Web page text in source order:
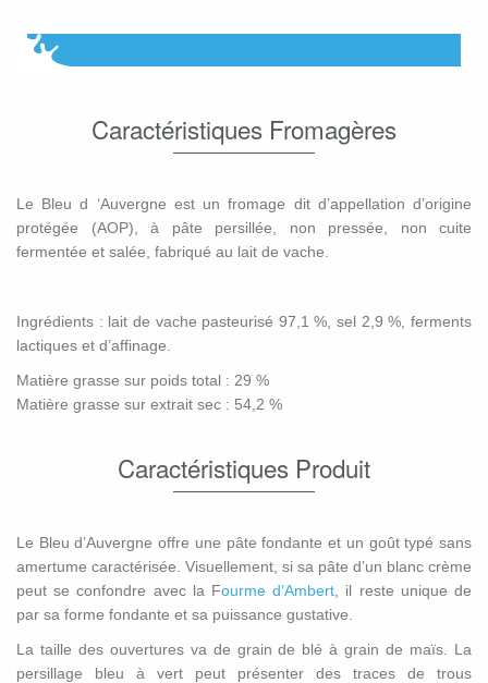
Caractéristiques Fromagères
Le Bleu d ‘Auvergne est un fromage dit d’appellation d’origine
protégée (AOP), à pâte persillée, non pressée, non cuite
fermentée et salée, fabriqué au lait de vache.
Ingrédients : lait de vache pasteurisé 97,1 %, sel 2,9 %, ferments
lactiques et d’affinage.
Matière grasse sur poids total : 29 %
Matière grasse sur extrait sec : 54,2 %
Caractéristiques Produit
Le Bleu d’Auvergne offre une pâte fondante et un goût typé sans
amertume caractérisée. Visuellement, si sa pâte d’un blanc crème
peut se confondre avec la Fourme d’Ambert , il reste unique de
par sa forme fondante et sa puissance gustative.
La taille des ouvertures va de grain de blé à grain de maïs. La
persillage bleu à vert peut présenter des traces de trous